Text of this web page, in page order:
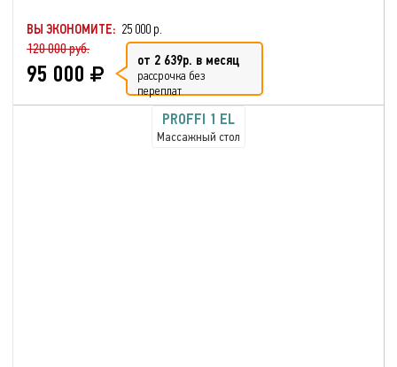
ВЫ ЭКОНОМИТЕ: 25 000 р.
120 000 руб.
95 000 от 2 639р. в месяц
рассрочка без
переплат
PROFFI 1 EL
Массажный стол